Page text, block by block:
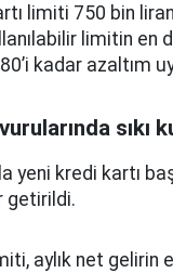
limiti 750 bin
limitin en
kadar azaltım
sıkı
yeni kredi kartı
getirildi.
aylık net gelirin